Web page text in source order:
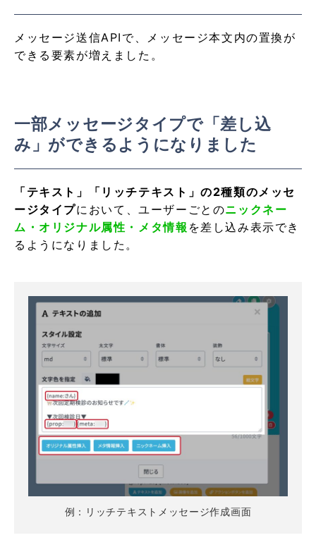
メッセージ送信APIで、メッセージ本文内の置換が
できる要素が増えました。
一部メッセージタイプで「差し込
み」ができるようになりました
「テキスト」「リッチテキスト」の2種類のメッセ
ージタイプにおいて、ユーザーごとのニックネー
ム・オリジナル属性・メタ情報 を差し込み表示でき
るようになりました。
例：リッチテキストメッセージ作成画面